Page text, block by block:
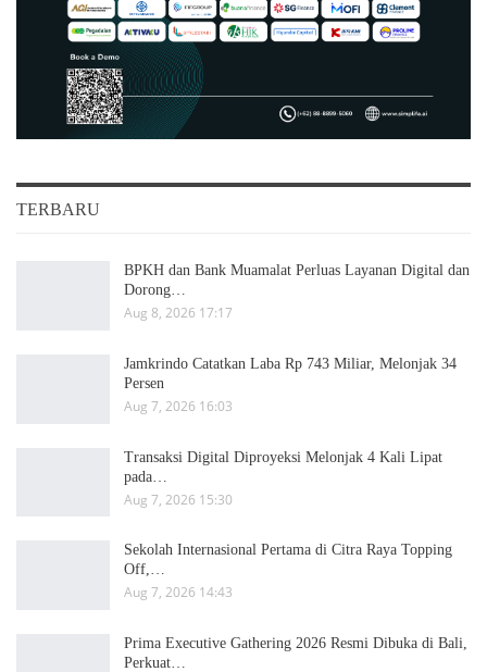
TERBARU
BPKH dan Bank Muamalat Perluas Layanan Digital dan
Dorong…
Aug 8, 2026 17:17
Jamkrindo Catatkan Laba Rp 743 Miliar, Melonjak 34
Persen
Aug 7, 2026 16:03
Transaksi Digital Diproyeksi Melonjak 4 Kali Lipat
pada…
Aug 7, 2026 15:30
Sekolah Internasional Pertama di Citra Raya Topping
Off,…
Aug 7, 2026 14:43
Prima Executive Gathering 2026 Resmi Dibuka di Bali,
Perkuat…